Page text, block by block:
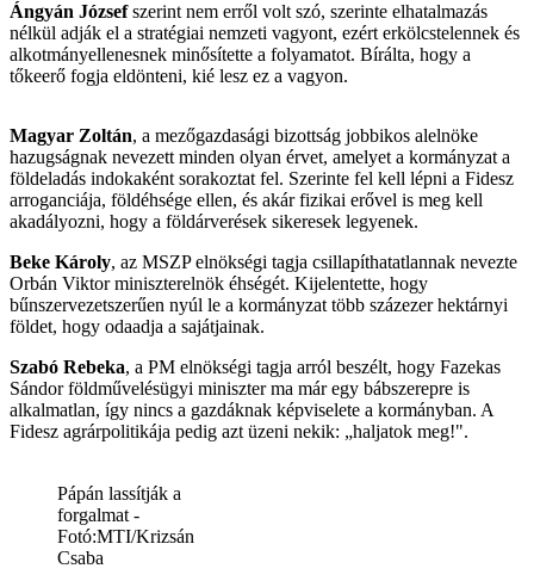
Ángyán Józsefszerint nem erről volt szó, szerinte elhatalmazás
nélkül adják el a stratégiai nemzeti vagyont, ezért erkölcstelennek és
alkotmányellenesnek minősítette a folyamatot. Bírálta, hogy a
tőkeerő fogja eldönteni, kié lesz ez a vagyon.
Magyar Zoltán, a mezőgazdasági bizottság jobbikos alelnöke
hazugságnak nevezett minden olyan érvet, amelyet a kormányzat a
földeladás indokaként sorakoztat fel. Szerinte fel kell lépni a Fidesz
arroganciája, földéhsége ellen, és akár fizikai erővel is meg kell
akadályozni, hogy a földárverések sikeresek legyenek.
Beke Károly, az MSZP elnökségi tagja csillapíthatatlannak nevezte
Orbán Viktor miniszterelnök éhségét. Kijelentette, hogy
bűnszervezetszerűen nyúl le a kormányzat több százezer hektárnyi
földet, hogy odaadja a sajátjainak.
Szabó Rebeka, a PM elnökségi tagja arról beszélt, hogy Fazekas
Sándor földművelésügyi miniszter ma már egy bábszerepre is
alkalmatlan, így nincs a gazdáknak képviselete a kormányban. A
Fidesz agrárpolitikája pedig azt üzeni nekik: „haljatok meg!".
Pápán lassítják a
forgalmat -
Fotó:MTI/Krizsán
Csaba